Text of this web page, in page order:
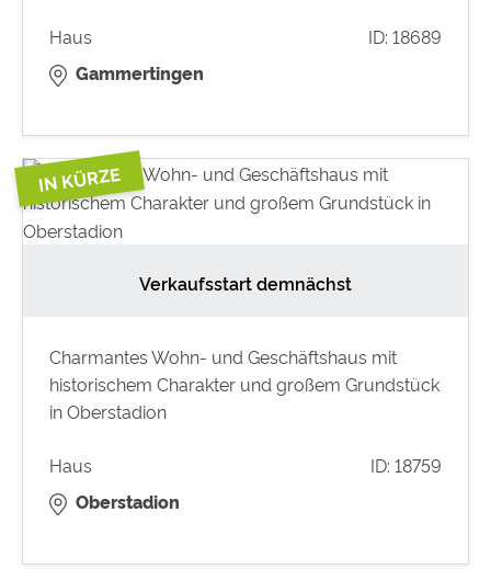
Haus
ID: 18689
Gammertingen
Verkaufsstart demnächst
Charmantes Wohn- und Geschäftshaus mit
historischem Charakter und großem Grundstück
in Oberstadion
Haus
ID: 18759
Oberstadion